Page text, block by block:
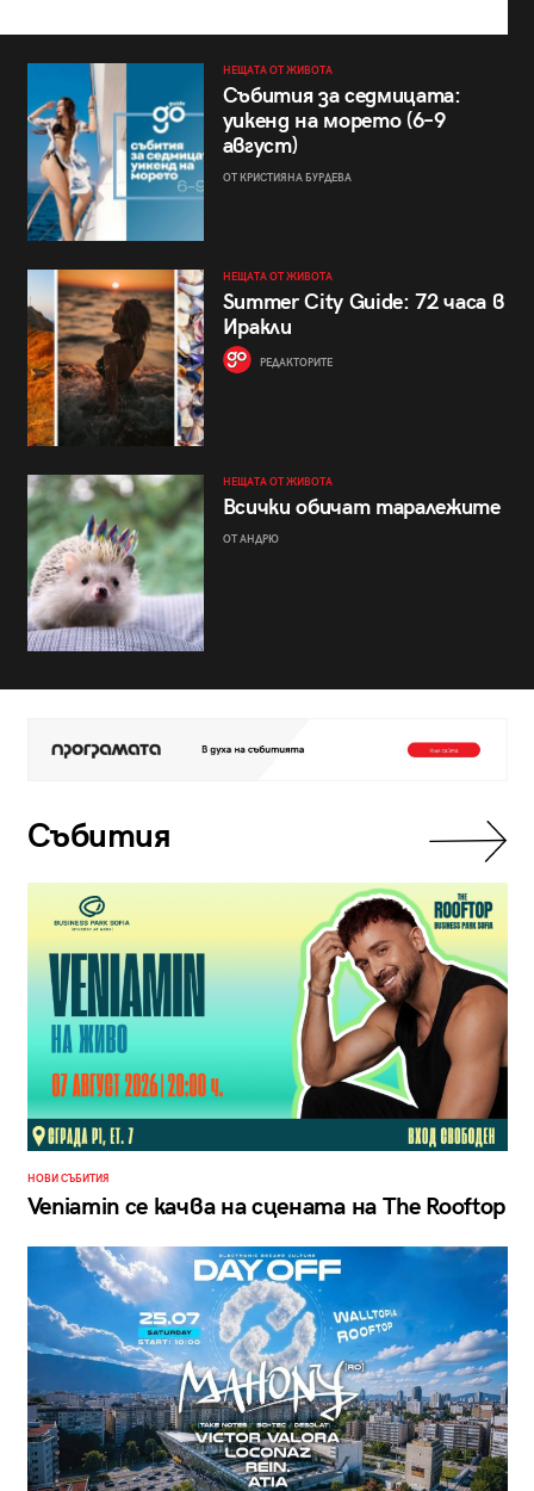
НЕЩАТА ОТ ЖИВОТА
Събития за седмицата:
уикенд на морето (6–9
август)
ОТ КРИСТИЯНА БУРДЕВА
НЕЩАТА ОТ ЖИВОТА
Summer City Guide: 72 часа в
Иракли
РЕДАКТОРИТЕ
НЕЩАТА ОТ ЖИВОТА
Всички обичат таралежите
ОТ АНДРЮ
Събития
НОВИ СЪБИТИЯ
Veniamin се качва на сцената на The Rooftop